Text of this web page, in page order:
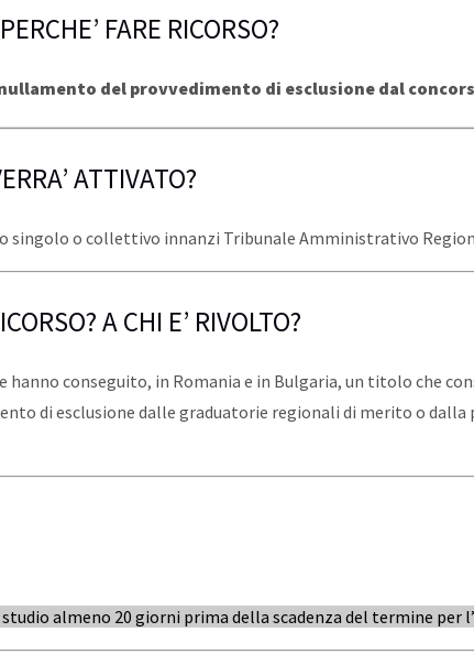
FARE RICORSO?
del provvedimento di esclusione dal
ATTIVATO?
singolo o collettivo innanzi Tribunale Amministrativo
A CHI E’ RIVOLTO?
conseguito, in Romania e in Bulgaria, un titolo che
di esclusione dalle graduatorie regionali di merito o
almeno 20 giorni prima della scadenza del termine